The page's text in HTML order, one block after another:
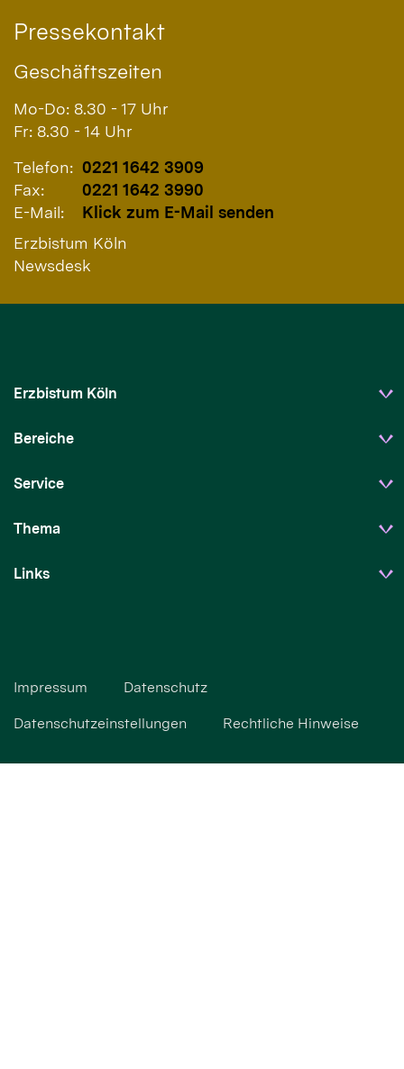
Pressekontakt
Geschäftszeiten
Mo-Do: 8.30 - 17 Uhr
Fr: 8.30 - 14 Uhr
Telefon: 0221 1642 3909
Fax:
0221 1642 3990
E-Mail:
Klick zum E-Mail senden
Erzbistum Köln
Newsdesk
Erzbistum Köln
Bereiche
Service
Thema
Links
Impressum Datenschutz
Datenschutzeinstellungen Rechtliche Hinweise